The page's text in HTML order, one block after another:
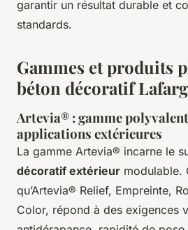
garantir un résultat durable et
standards.
Gammes et produits
béton décoratif
Artevia® : gamme
applications extérieures
La gamme Artevia® incarne le
décoratif extérieur modulable.
qu’Artevia® Relief, Empreinte,
Color, répond à des exigences